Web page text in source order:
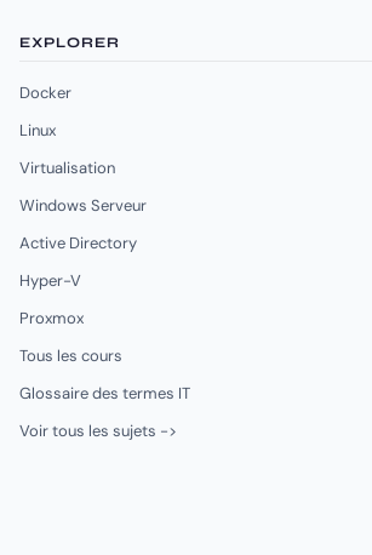
EXPLORER
Docker
Linux
Virtualisation
Windows Serveur
Active Directory
Hyper-V
Proxmox
Tous les cours
Glossaire des termes IT
Voir tous les sujets ->